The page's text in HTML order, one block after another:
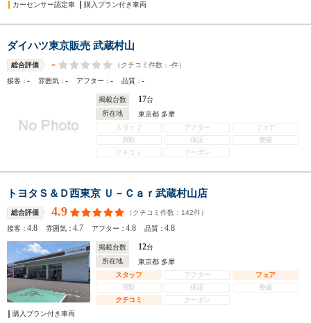
カーセンサー認定車
購入プラン付き車両
ダイハツ東京販売 武蔵村山
総合評価 - （クチコミ件数： -件）
接客：- 雰囲気：- アフター：- 品質：-
掲載台数 17台
所在地
東京都 多摩
スタッフ
アフター
フェア
買取
保証
整備
クチコミ
クーポン
トヨタＳ＆Ｄ西東京 Ｕ－Ｃａｒ武蔵村山店
総合評価 4.9 （クチコミ件数： 142件）
接客：4.8 雰囲気：4.7 アフター：4.8 品質：4.8
掲載台数 12台
所在地
東京都 多摩
スタッフ
アフター
フェア
買取
保証
整備
クチコミ
クーポン
購入プラン付き車両